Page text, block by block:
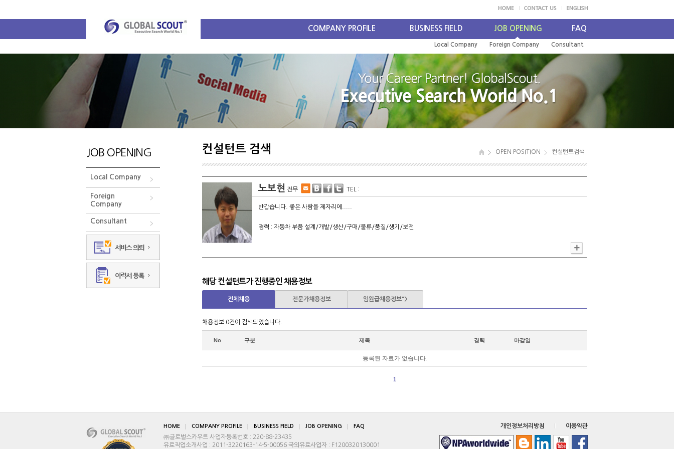
COMPANY PROFILE BUSINESS FIELD JOB OPENING
Local Company Foreign Company Consultant
FAQ
JOB OPENING
Local Company
Foreign
Company
Consultant
컨설턴트 검색 OPEN POSITION 컨설턴트검색
노보현 전무 TEL :
반갑습니다. 좋은 사람을 제자리에.....
경력 : 자동차 부품 설계/개발/생산/구매/물류/품질/생기/보전
해당 컨설턴트가 진행중인 채용정보
전체채용 전문가채용정보 임원급채용정보">
채용정보 0건이 검색되었습니다.
No 구분 제목 경력 마감일
등록된 자료가 없습니다.
1
HOME COMPANY PROFILE BUSINESS FIELD JOB OPENING FAQ
㈜글로벌스카우트 사업자등록번호 : 220-88-23435
유료직업소개사업 : 2011-3220163-14-5-00056 국외유료사업자 : F1200320130001
개인정보처리방침 이용약관